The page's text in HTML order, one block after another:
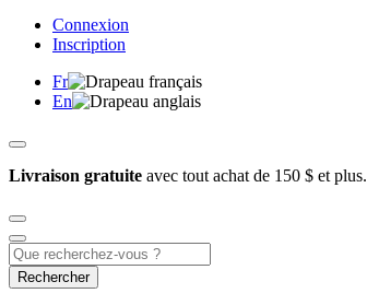
Connexion
Inscription
Fr
En
Livraison gratuite avec tout achat de 150 $ et plus.
Rechercher